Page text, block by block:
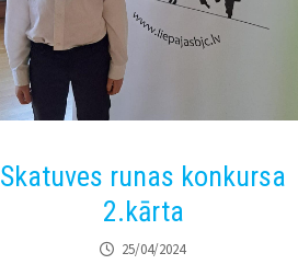
Skatuves runas konkursa
2.kārta
25/04/2024